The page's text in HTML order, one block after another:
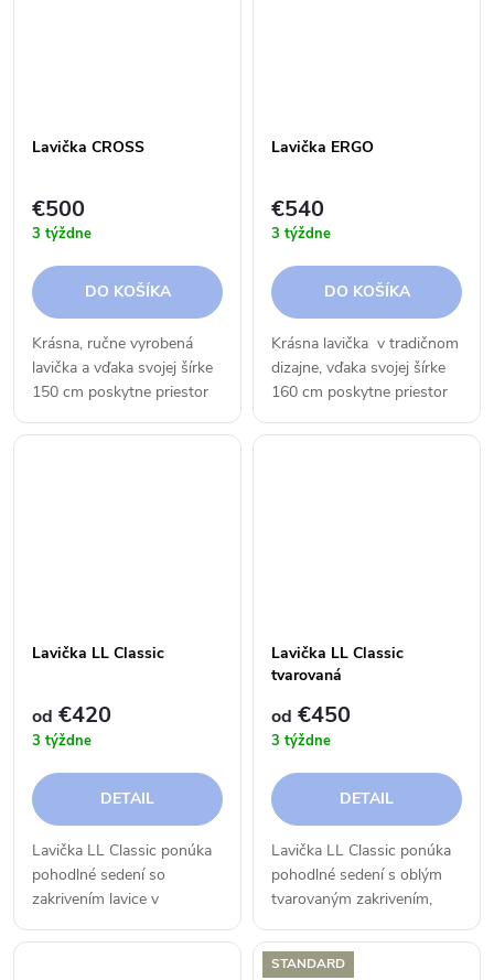
Lavička CROSS
€500
3 týždne
DO KOŠÍKA
Krásna, ručne vyrobená
lavička a vďaka svojej šírke
150 cm poskytne priestor
lavičku vo vašej domácej
Lavička ERGO
€540
3 týždne
DO KOŠÍKA
Krásna lavička v tradičnom
dizajne, vďaka svojej šírke
160 cm poskytne priestor
vo vašej záhrade.
Lavička LL Classic
od €420
3 týždne
DETAIL
Lavička LL Classic ponúka
pohodlné sedení so
zakrivením lavice v
z vysoko kvalitného Teaku.
Lavička LL Classic
tvarovaná
od €450
3 týždne
DETAIL
Lavička LL Classic ponúka
pohodlné sedení s oblým
tvarovaným zakrivením,
mysliac na tvar chrbtice. Je
vyrobená z vysoko
STANDARD